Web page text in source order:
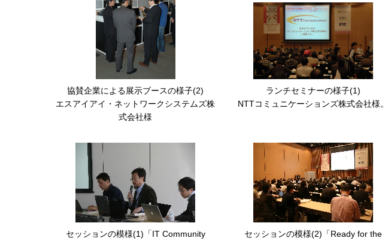
協賛企業による展示ブースの様子(2)
エスアイアイ・ネットワークシステムズ株
式会社様
ランチセミナーの様子(1)
NTTコミュニケーションズ株式会社様。
セッションの模様(1)「IT Community
セッションの模様(2)「Ready for the